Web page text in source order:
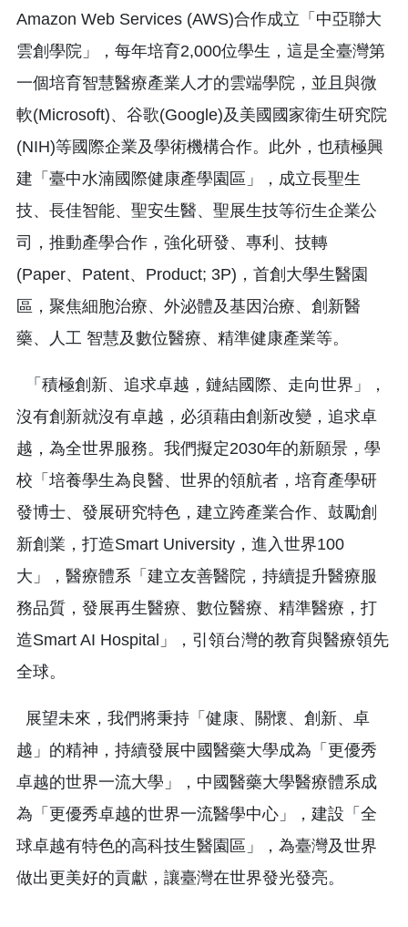
Amazon Web Services (AWS)合作成立「中亞聯大
雲創學院」，每年培育2,000位學生，這是全臺灣第
一個培育智慧醫療產業人才的雲端學院，並且與微
軟(Microsoft)、谷歌(Google)及美國國家衛生研究院
(NIH)等國際企業及學術機構合作。此外，也積極興
建「臺中水湳國際健康產學園區」，成立長聖生
技、長佳智能、聖安生醫、聖展生技等衍生企業公
司，推動產學合作，強化研發、專利、技轉
(Paper、Patent、Product; 3P)，首創大學生醫園
區，聚焦細胞治療、外泌體及基因治療、創新醫
藥、人工 智慧及數位醫療、精準健康產業等。
「積極創新、追求卓越，鏈結國際、走向世界」，
沒有創新就沒有卓越，必須藉由創新改變，追求卓
越，為全世界服務。我們擬定2030年的新願景，學
校「培養學生為良醫、世界的領航者，培育產學研
發博士、發展研究特色，建立跨產業合作、鼓勵創
新創業，打造Smart University，進入世界100
大」，醫療體系「建立友善醫院，持續提升醫療服
務品質，發展再生醫療、數位醫療、精準醫療，打
造Smart AI Hospital」，引領台灣的教育與醫療領先
全球。
展望未來，我們將秉持「健康、關懷、創新、卓
越」的精神，持續發展中國醫藥大學成為「更優秀
卓越的世界一流大學」，中國醫藥大學醫療體系成
為「更優秀卓越的世界一流醫學中心」，建設「全
球卓越有特色的高科技生醫園區」，為臺灣及世界
做出更美好的貢獻，讓臺灣在世界發光發亮。